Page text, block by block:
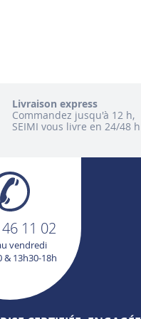
Livraison express
Commandez jusqu'à 12 h,
SEIMI vous livre en 24/48 h
11 02
vendredi
& 13h30-18h